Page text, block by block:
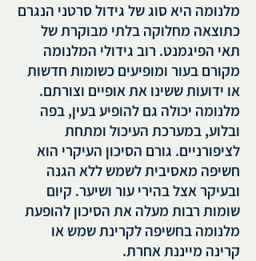
מלנומה היא סוג של גידול סרטני הנגרם
כתוצאה מחלוקה בלתי מבוקרת של
תאי הפיגמנט. רוב גידולי המלנומה
מקורם בעור ומופיעים כשומות חדשות
או ידועות ששינו את אופיים וצורתם.
מלנומה יכולה גם להופיע בעין, בפה
ובלוע, במערכת העיכול ומתחת
לציפורניים. גורם הסיכון העיקרי הוא
חשיפה מאסיבית לשמש ללא הגנה
ובעיקר אצל בהירי עור ושיער. קיום
שומות רבות מעלה את הסיכון להופעת
מלנומה בחשיפה לקרינת שמש או
קרינה מייננת אחרת.